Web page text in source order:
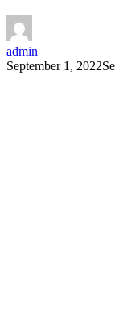
admin
September 1, 2022